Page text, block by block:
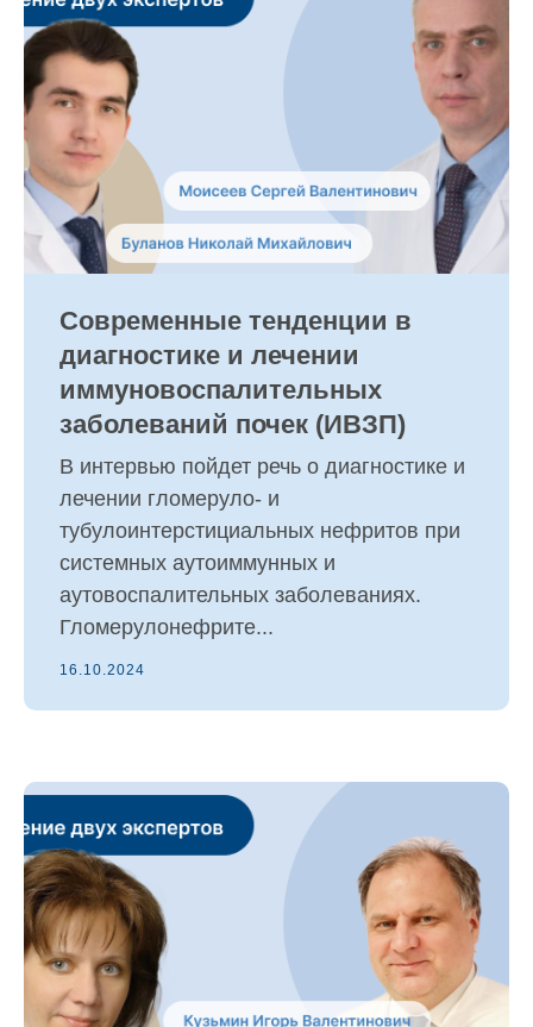
Современные тенденции в
диагностике и лечении
иммуновоспалительных
заболеваний почек (ИВЗП)
В интервью пойдет речь о диагностике и
лечении гломеруло- и
тубулоинтерстициальных нефритов при
системных аутоиммунных и
аутовоспалительных заболеваниях.
Гломерулонефрите...
16.10.2024